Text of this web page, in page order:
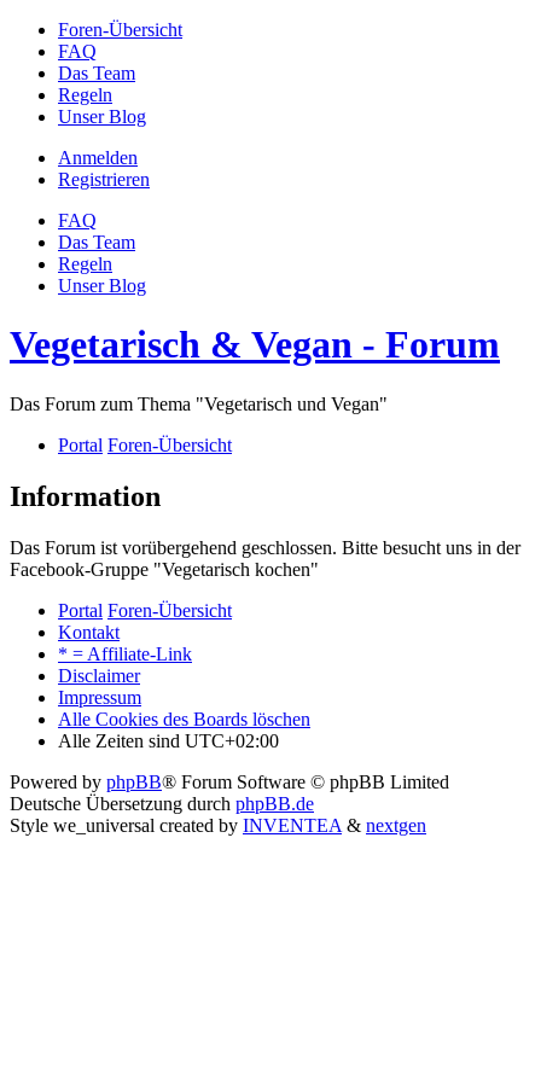
Foren-Übersicht
FAQ
Das Team
Regeln
Unser Blog
Anmelden
Registrieren
FAQ
Das Team
Regeln
Unser Blog
Vegetarisch & Vegan - Forum
Das Forum zum Thema "Vegetarisch und Vegan"
Portal Foren-Übersicht
Information
Das Forum ist vorübergehend geschlossen. Bitte besucht uns in der
Facebook-Gruppe "Vegetarisch kochen"
Portal Foren-Übersicht
Kontakt
* = Affiliate-Link
Disclaimer
Impressum
Alle Cookies des Boards löschen
Alle Zeiten sind UTC+02:00
Powered by phpBB® Forum Software © phpBB Limited
Deutsche Übersetzung durch phpBB.de
Style we_universal created by INVENTEA & nextgen